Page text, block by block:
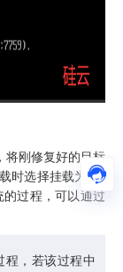
将刚修复好的目标
时选择挂载为“系
的过程，可以通过
程，若该过程中